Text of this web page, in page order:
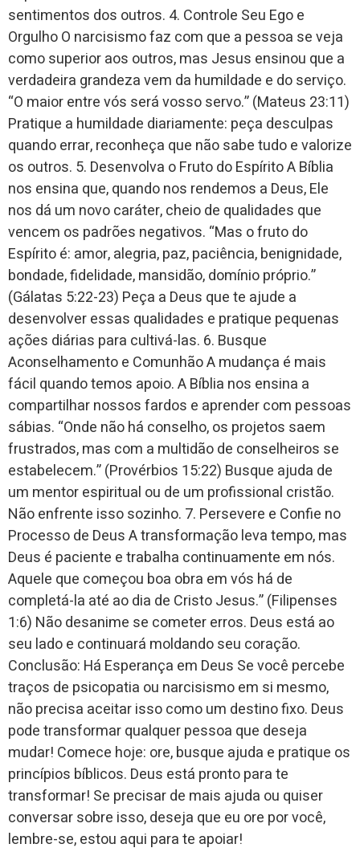
sentimentos dos outros. 4. Controle Seu Ego e
Orgulho O narcisismo faz com que a pessoa se veja
como superior aos outros, mas Jesus ensinou que a
verdadeira grandeza vem da humildade e do serviço.
“O maior entre vós será vosso servo.” (Mateus 23:11)
Pratique a humildade diariamente: peça desculpas
quando errar, reconheça que não sabe tudo e valorize
os outros. 5. Desenvolva o Fruto do Espírito A Bíblia
nos ensina que, quando nos rendemos a Deus, Ele
nos dá um novo caráter, cheio de qualidades que
vencem os padrões negativos. “Mas o fruto do
Espírito é: amor, alegria, paz, paciência, benignidade,
bondade, fidelidade, mansidão, domínio próprio.”
(Gálatas 5:22-23) Peça a Deus que te ajude a
desenvolver essas qualidades e pratique pequenas
ações diárias para cultivá-las. 6. Busque
Aconselhamento e Comunhão A mudança é mais
fácil quando temos apoio. A Bíblia nos ensina a
compartilhar nossos fardos e aprender com pessoas
sábias. “Onde não há conselho, os projetos saem
frustrados, mas com a multidão de conselheiros se
estabelecem.” (Provérbios 15:22) Busque ajuda de
um mentor espiritual ou de um profissional cristão.
Não enfrente isso sozinho. 7. Persevere e Confie no
Processo de Deus A transformação leva tempo, mas
Deus é paciente e trabalha continuamente em nós.
Aquele que começou boa obra em vós há de
completá-la até ao dia de Cristo Jesus.” (Filipenses
1:6) Não desanime se cometer erros. Deus está ao
seu lado e continuará moldando seu coração.
Conclusão: Há Esperança em Deus Se você percebe
traços de psicopatia ou narcisismo em si mesmo,
não precisa aceitar isso como um destino fixo. Deus
pode transformar qualquer pessoa que deseja
mudar! Comece hoje: ore, busque ajuda e pratique os
princípios bíblicos. Deus está pronto para te
transformar! Se precisar de mais ajuda ou quiser
conversar sobre isso, deseja que eu ore por você,
lembre-se, estou aqui para te apoiar!